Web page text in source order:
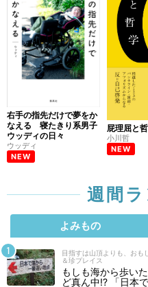
右手の指先だけで夢をか
なえる 寝たきり系男子
ウッディの日々
ウッディ
NEW
屁理屈と
小川哲
NEW
週間
よみもの
目指すは山頂よりも、お
＆珍プレイス
もしも海から歩い
ど真ん中!? 「日本